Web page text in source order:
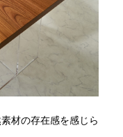
材の存在感を感じら